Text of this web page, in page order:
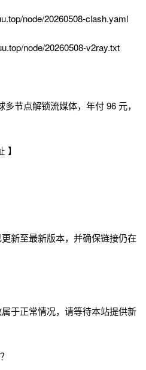
node/20260508-clash.yaml
node/20260508-v2ray.txt
节点解锁流媒体，年付 96 元，
】
新至最新版本，并确保链接仍在
于正常情况，请等待本站提供新